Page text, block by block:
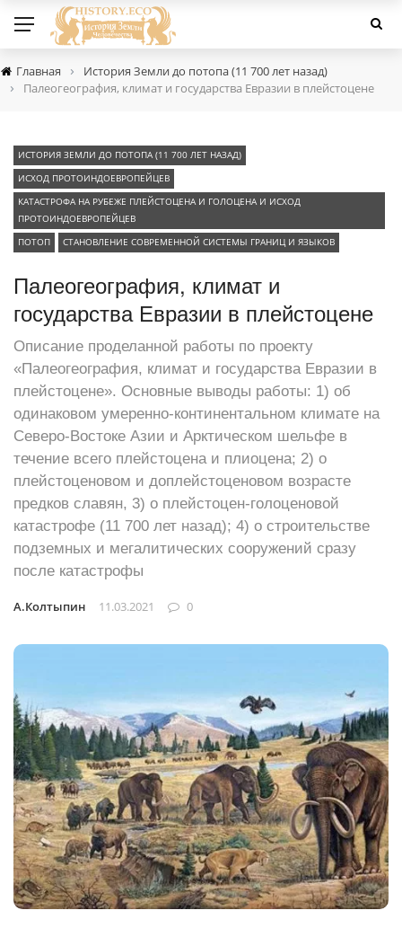
Главная › История Земли до потопа (11 700 лет назад)
› Палеогеография, климат и государства Евразии в плейстоцене
ИСТОРИЯ ЗЕМЛИ ДО ПОТОПА (11 700 ЛЕТ НАЗАД)
ИСХОД ПРОТОИНДОЕВРОПЕЙЦЕВ
КАТАСТРОФА НА РУБЕЖЕ ПЛЕЙСТОЦЕНА И ГОЛОЦЕНА И ИСХОД
ПРОТОИНДОЕВРОПЕЙЦЕВ
ПОТОП
СТАНОВЛЕНИЕ СОВРЕМЕННОЙ СИСТЕМЫ ГРАНИЦ И ЯЗЫКОВ
Палеогеография, климат и
государства Евразии в плейстоцене
Описание проделанной работы по проекту
«Палеогеография, климат и государства Евразии в
плейстоцене». Основные выводы работы: 1) об
одинаковом умеренно-континентальном климате на
Северо-Востоке Азии и Арктическом шельфе в
течение всего плейстоцена и плиоцена; 2) о
плейстоценовом и доплейстоценовом возрасте
предков славян, 3) о плейстоцен-голоценовой
катастрофе (11 700 лет назад); 4) о строительстве
подземных и мегалитических сооружений сразу
после катастрофы
А.Колтыпин 11.03.2021 0